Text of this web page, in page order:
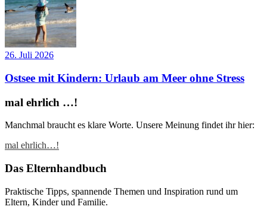
26. Juli 2026
Ostsee mit Kindern: Urlaub am Meer ohne Stress
mal ehrlich …!
Manchmal braucht es klare Worte. Unsere Meinung findet ihr hier:
mal ehrlich…!
Das Elternhandbuch
Praktische Tipps, spannende Themen und Inspiration rund um
Eltern, Kinder und Familie.